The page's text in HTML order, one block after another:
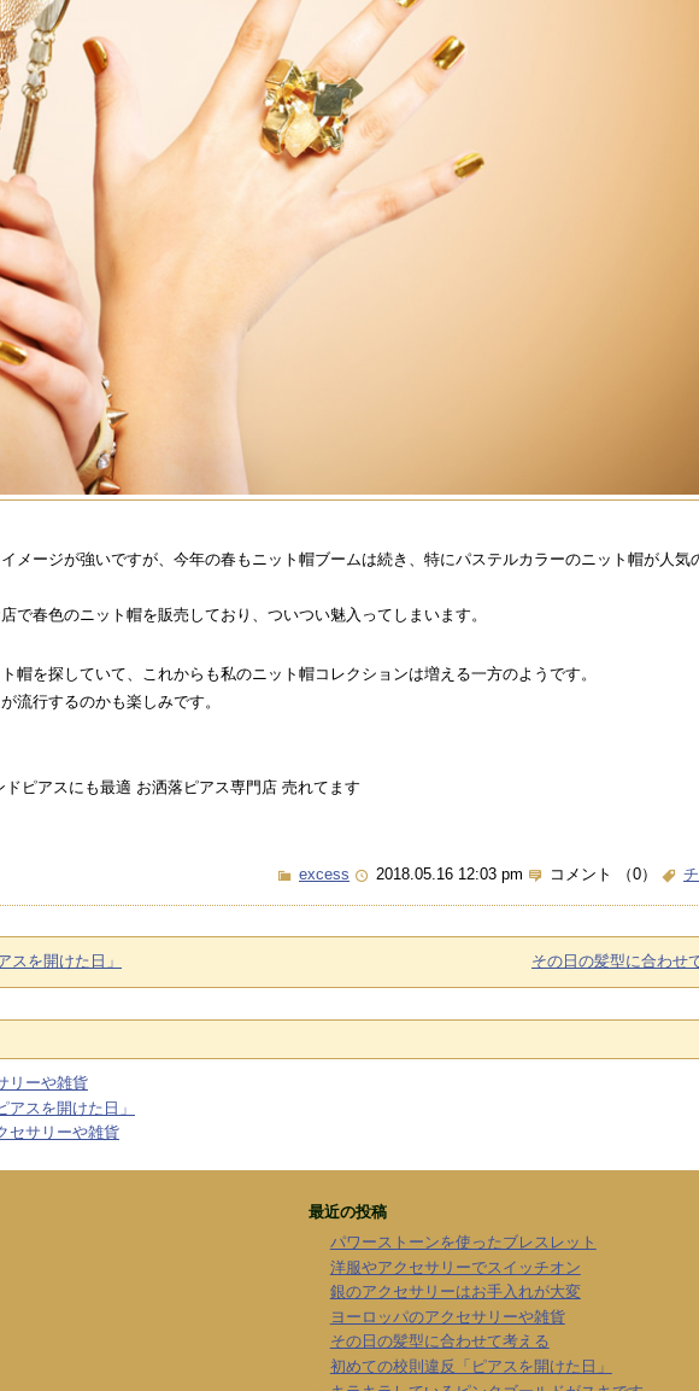
メージが強いですが、今年の春もニット帽ブームは続き、特にパステルカラーのニット帽が人気
で春色のニット帽を販売しており、ついつい魅入ってしまいます。
帽を探していて、これからも私のニット帽コレクションは増える一方のようです。
流行するのかも楽しみです。
ピアスにも最適 お洒落ピアス専門店 売れてます
excess 2018.05.16 12:03 pm コメント （0）
スを開けた日」 その日の髪型に合わせ
リーや雑貨
スを開けた日」
セサリーや雑貨
最近の投稿
パワーストーンを使ったブレスレット
洋服やアクセサリーでスイッチオン
銀のアクセサリーはお手入れが大変
ヨーロッパのアクセサリーや雑貨
その日の髪型に合わせて考える
初めての校則違反「ピアスを開けた日」